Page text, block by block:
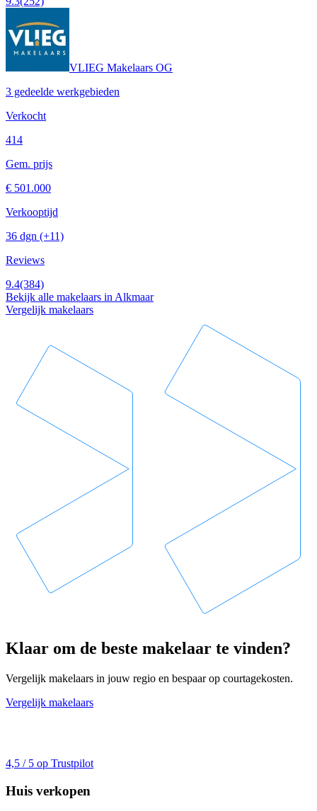
VLIEG Makelaars OG
3 gedeelde werkgebieden
Verkocht
414
Gem. prijs
€ 501.000
Verkooptijd
36 dgn (+11)
Reviews
9.4(384)
Bekijk alle makelaars in Alkmaar
Vergelijk makelaars
Klaar om de beste makelaar te vinden?
Vergelijk makelaars in jouw regio en bespaar op courtagekosten.
Vergelijk makelaars
4,5 / 5 op Trustpilot
Huis verkopen